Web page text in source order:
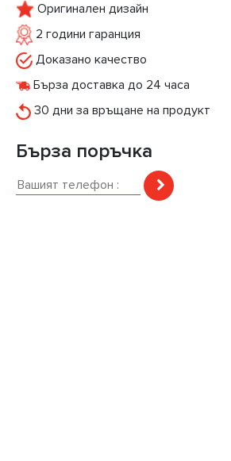
Оригинален дизайн
2 години гаранция
Доказано качество
Бърза доставка до 24 часа
30 дни за връщане на продукт
Бърза поръчка